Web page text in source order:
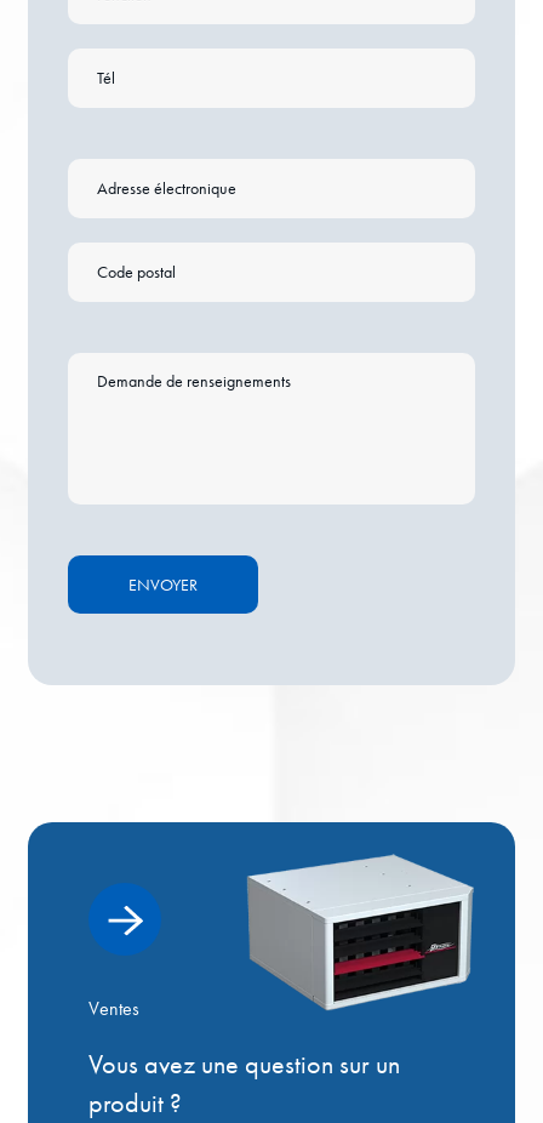
Ventes
Vous avez une question sur un
produit ?